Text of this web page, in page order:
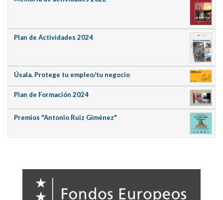
Plan de Actividades 2024
Úsala. Protege tu empleo/tu negocio
Plan de Formación 2024
Premios "Antonio Ruiz Giménez"